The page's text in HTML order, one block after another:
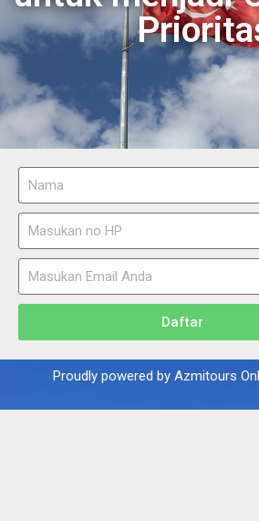
Daftar
Proudly powered by Azmitours